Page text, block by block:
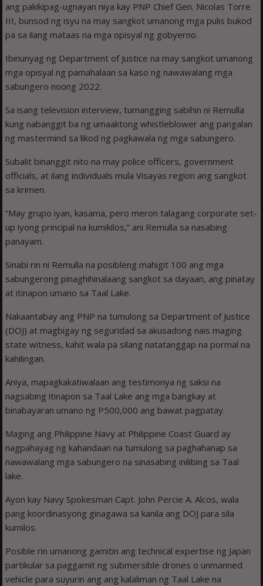
ang pakikipag-ugnayan niya kay PNP Chief Gen. Nicolas Torre
III, bunsod ng isyu na may sangkot umanong mga pulis bukod
pa sa ilang mataas na mga opisyal ng gobyerno.
Ibinunyag ng Department of Justice na may sangkot umanong
mga opisyal ng pamahalaan sa kaso ng nawawalang mga
sabungero noong 2022.
Sa isang television interview, tumangging sabihin ni Remulla
kung nabanggit ba ng umaaktong whistleblower ang pangalan
ng mastermind sa likod ng pagkawala ng mga sabungero.
Subalit binanggit nito na may police officers, government
officials, at ilang individuals mula Visayas region ang sangkot
sa krimen.
“May grupo iyan, kasama, pero meron talagang corporate set-
up iyong principal na kumikilos,” ani Remulla sa nasabing
panayam.
Sinabi rin ni Remulla na posibleng mahigit 100 ang mga
sabungerong pinaghihinalaang sangkot sa dayaan, ang pinatay
at itinapon umano sa Taal Lake.
Nakaantabay ang PNP na tumulong sa Department of Justice
(DOJ) at magbigay ng seguridad sa akusadong nais maging
state witness, kahit wala pa silang natatanggap na pormal na
kahilingan.
Aniya, mapagkakatiwalaan ang testimonya ng saksi na
nagsabing itinapon sa Taal Lake ang mga bangkay at
binabayaran umano ng P500,000 ang bawat pagpatay.
Maging ang Philippine Navy at Philippine Coast Guard ay
nagpahayag ng kahandaan na tumulong sa paghahanap sa
nawawalang mga sabungero na sinasabing inilibing sa Taal
lake.
Ayon kay Navy Spokesman Capt. John Percie A. Alcos, wala
pang koordinasyong ginagawa sa kanila ang DOJ para sila
kumilos.
Posible rin umanong gamitin ang technical expertise ng Japan
partikular sa paggamit ng submersible drones o unmanned
vehicle para suyurin ang ang kalaliman ng Taal Lake na